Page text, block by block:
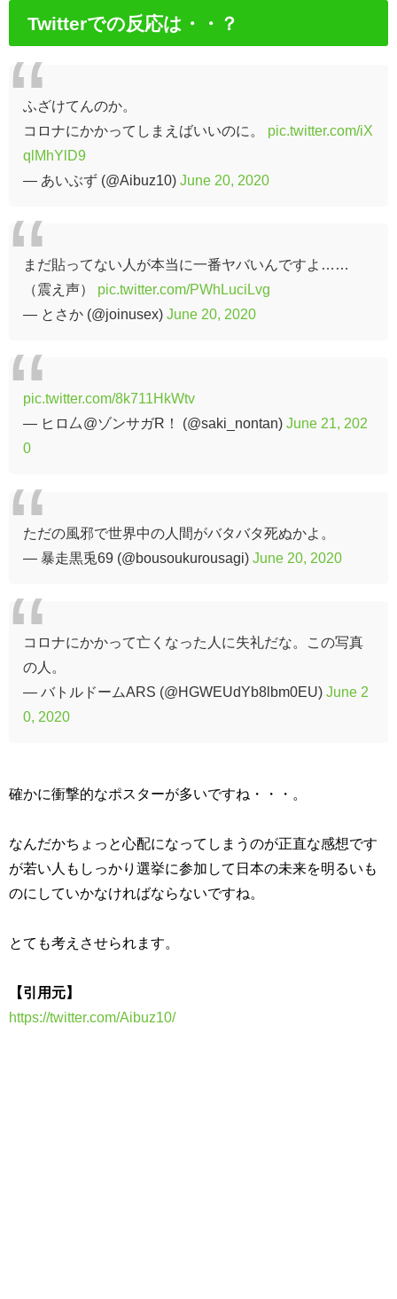
Twitterでの反応は・・？
ふざけてんのか。
コロナにかかってしまえばいいのに。 pic.twitter.com/iX
qlMhYlD9
— あいぶず (@Aibuz10) June 20, 2020
まだ貼ってない人が本当に一番ヤバいんですよ……
（震え声） pic.twitter.com/PWhLuciLvg
— とさか (@joinusex) June 20, 2020
pic.twitter.com/8k711HkWtv
— ヒロ厶@ゾンサガR！ (@saki_nontan) June 21, 202
0
ただの風邪で世界中の人間がバタバタ死ぬかよ。
— 暴走黒兎69 (@bousoukurousagi) June 20, 2020
コロナにかかって亡くなった人に失礼だな。この写真
の人。
— バトルドームARS (@HGWEUdYb8lbm0EU) June 2
0, 2020
確かに衝撃的なポスターが多いですね・・・。
なんだかちょっと心配になってしまうのが正直な感想です
が若い人もしっかり選挙に参加して日本の未来を明るいも
のにしていかなければならないですね。
とても考えさせられます。
【引用元】
https://twitter.com/Aibuz10/